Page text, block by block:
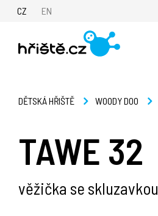
CZ EN
DĚTSKÁ HŘIŠTĚ WOODY DOO
TAWE 32
věžička se skluzavkou